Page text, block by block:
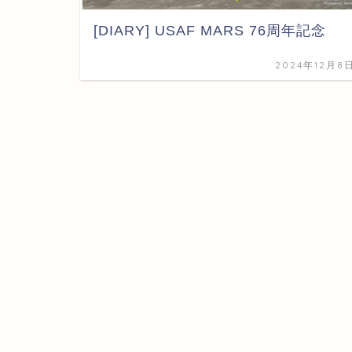
[DIARY] USAF MARS 76周年記念
2024年12月8